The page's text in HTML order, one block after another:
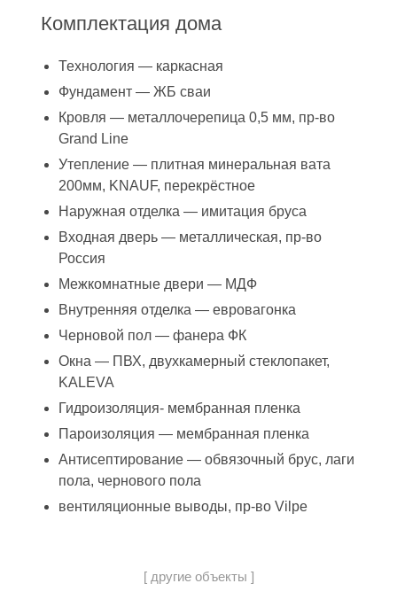
Комплектация дома
Технология — каркасная
Фундамент — ЖБ сваи
Кровля — металлочерепица 0,5 мм, пр-во
Grand Line
Утепление — плитная минеральная вата
200мм, KNAUF, перекрёстное
Наружная отделка — имитация бруса
Входная дверь — металлическая, пр-во
Россия
Межкомнатные двери — МДФ
Внутренняя отделка — евровагонка
Черновой пол — фанера ФК
Окна — ПВХ, двухкамерный стеклопакет,
KALEVA
Гидроизоляция- мембранная пленка
Пароизоляция — мембранная пленка
Антисептирование — обвязочный брус, лаги
пола, чернового пола
вентиляционные выводы, пр-во Vilpe
[ другие объекты ]